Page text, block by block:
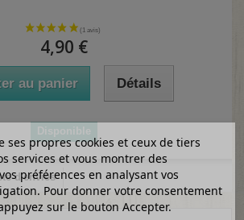
4,90 €
au panier Détails
Disponible
d'envies
ses propres cookies et ceux de tiers
services et vous montrer des
préférences en analysant vos
Pour donner votre consentement
sur le bouton Accepter.